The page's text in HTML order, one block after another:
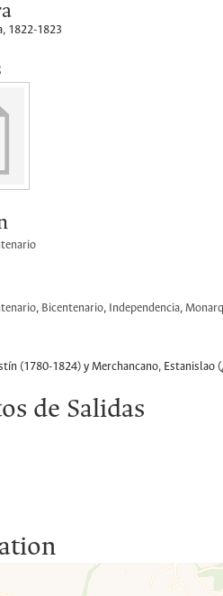
1822-1823
, Bicentenario, Independencia,
(1780-1824) y Merchancano, Estanislao
de Salidas